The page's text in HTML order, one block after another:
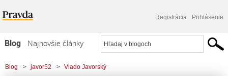
Registrácia Prihlásenie
Blog
Najnovšie články
Najčítanejšie články
Blog > javor52 > Vlado Javorský